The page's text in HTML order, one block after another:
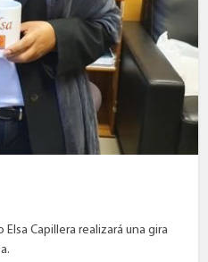
Capillera realizará una gira